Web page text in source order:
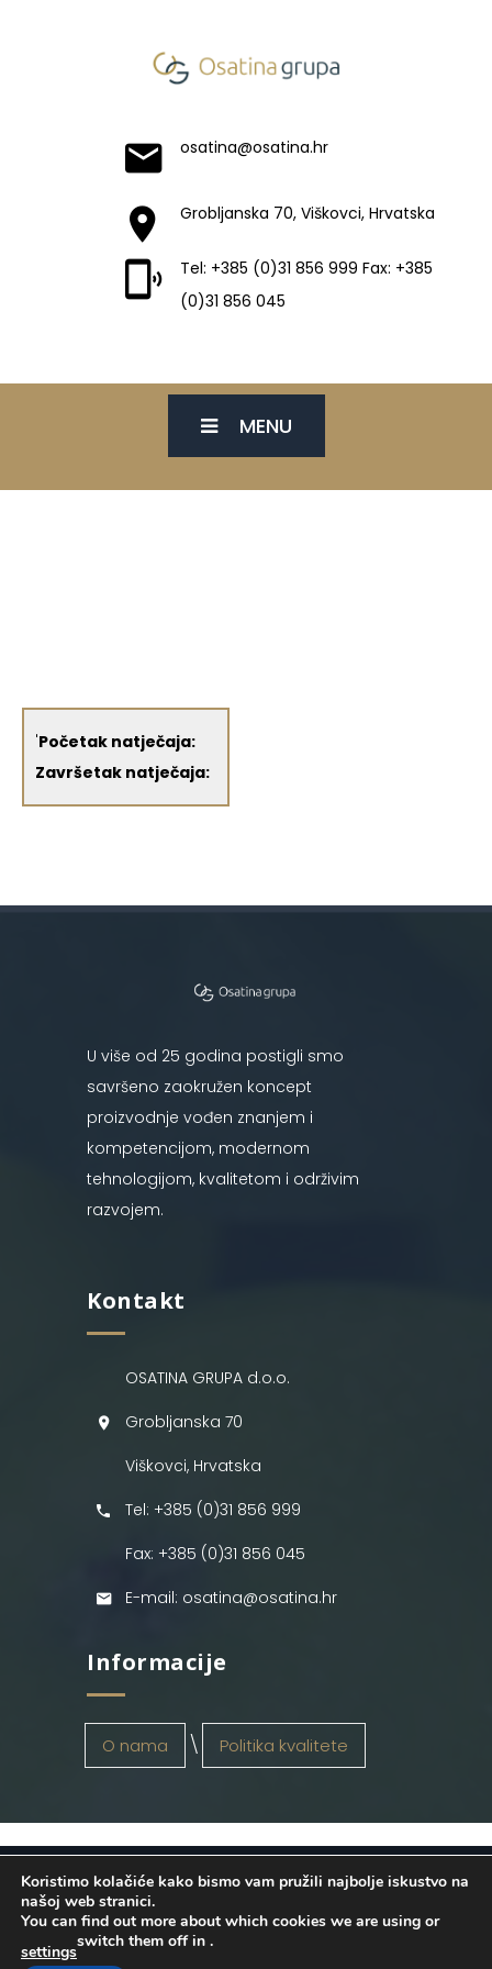
osatina@osatina.hr
Grobljanska 70, Viškovci, Hrvatska
Tel: +385 (0)31 856 999 Fax: +385
(0)31 856 045
MENU
'Početak natječaja:
Završetak natječaja:
U više od 25 godina postigli smo
savršeno zaokružen koncept
proizvodnje vođen znanjem i
kompetencijom, modernom
tehnologijom, kvalitetom i održivim
razvojem.
Kontakt
OSATINA GRUPA d.o.o.
Grobljanska 70
Viškovci, Hrvatska
Tel: +385 (0)31 856 999
Fax: +385 (0)31 856 045
E-mail: osatina@osatina.hr
Informacije
O nama Politika kvalitete
OSATINA GRUPA d.o.o. 2026
. Configured
byINFOS Osijek. Sva prava pridržana.
Koristimo kolačiće kako bismo vam pružili najbolje iskustvo na
našoj web stranici.
You can find out more about which cookies we are using or
switch them off in
settings
.